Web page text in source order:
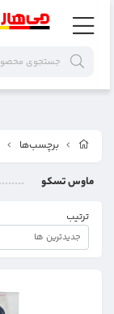
برچسب‌ها
ماوس تسکو
ترتیب